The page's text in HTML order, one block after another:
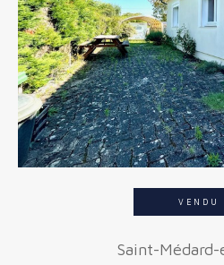
VENDU
Saint-
Budget
Budget
Surface
Surface
Pièces